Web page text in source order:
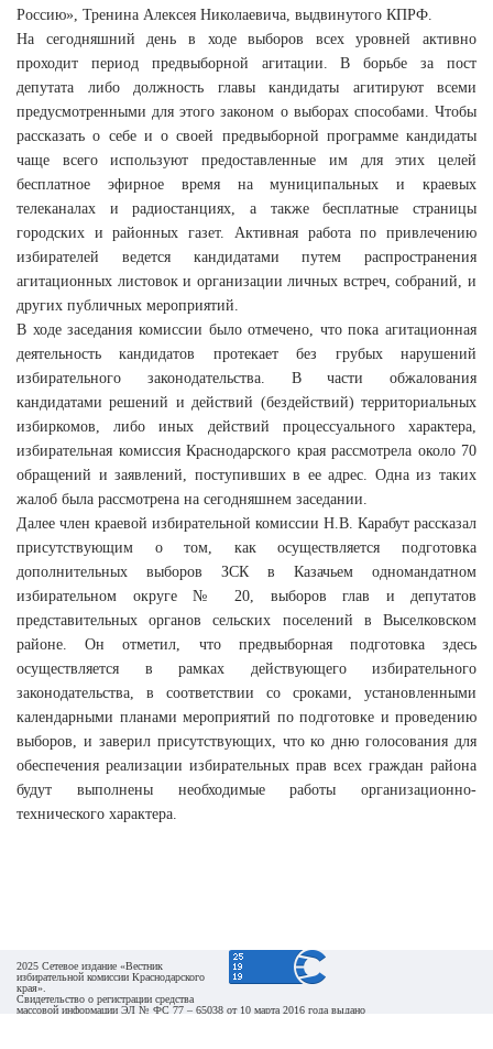
Россию», Тренина Алексея Николаевича, выдвинутого КПРФ.
На сегодняшний день в ходе выборов всех уровней активно
проходит период предвыборной агитации. В борьбе за пост
депутата либо должность главы кандидаты агитируют всеми
предусмотренными для этого законом о выборах способами. Чтобы
рассказать о себе и о своей предвыборной программе кандидаты
чаще всего используют предоставленные им для этих целей
бесплатное эфирное время на муниципальных и краевых
телеканалах и радиостанциях, а также бесплатные страницы
городских и районных газет. Активная работа по привлечению
избирателей ведется кандидатами путем распространения
агитационных листовок и организации личных встреч, собраний, и
других публичных мероприятий.
В ходе заседания комиссии было отмечено, что пока агитационная
деятельность кандидатов протекает без грубых нарушений
избирательного законодательства. В части обжалования
кандидатами решений и действий (бездействий) территориальных
избиркомов, либо иных действий процессуального характера,
избирательная комиссия Краснодарского края рассмотрела около 70
обращений и заявлений, поступивших в ее адрес. Одна из таких
жалоб была рассмотрена на сегодняшнем заседании.
Далее член краевой избирательной комиссии Н.В. Карабут рассказал
присутствующим о том, как осуществляется подготовка
дополнительных выборов ЗСК в Казачьем одномандатном
избирательном округе № 20, выборов глав и депутатов
представительных органов сельских поселений в Выселковском
районе. Он отметил, что предвыборная подготовка здесь
осуществляется в рамках действующего избирательного
законодательства, в соответствии со сроками, установленными
календарными планами мероприятий по подготовке и проведению
выборов, и заверил присутствующих, что ко дню голосования для
обеспечения реализации избирательных прав всех граждан района
будут выполнены необходимые работы организационно-
технического характера.
2025 Сетевое издание «Вестник
избирательной комиссии Краснодарского
края».
Свидетельство о регистрации средства
массовой информации ЭЛ № ФС 77 – 65038 от 10 марта 2016 года выдано